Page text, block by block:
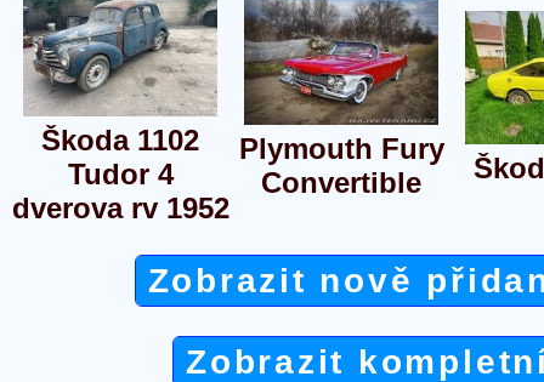
Škoda 1102
Tudor 4
dverova rv 1952
Plymouth Fury
Convertible
Zobrazit nově
Zobrazit